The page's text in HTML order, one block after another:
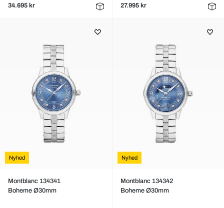
34.695 kr
27.995 kr
Nyhed
Montblanc 134341
Boheme Ø30mm
Nyhed
Montblanc 134342
Boheme Ø30mm